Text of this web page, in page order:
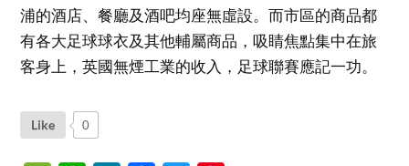
浦的酒店、餐廳及酒吧均座無虛設。而市區的商品都
有各大足球球衣及其他輔屬商品，吸睛焦點集中在旅
客身上，英國無煙工業的收入，足球聯賽應記一功。
Like 0